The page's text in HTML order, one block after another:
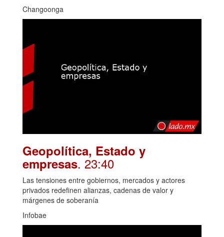
Changoonga
Geopolítica, Estado y
empresas. 23:40
Las tensiones entre gobiernos, mercados y actores
privados redefinen alianzas, cadenas de valor y
márgenes de soberanía
Infobae